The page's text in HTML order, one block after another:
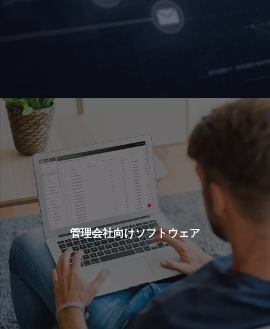
管理会社向けソフトウェア